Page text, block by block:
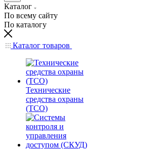
Каталог
По всему сайту
По каталогу
Каталог товаров
Технические
средства охраны
(ТСО)